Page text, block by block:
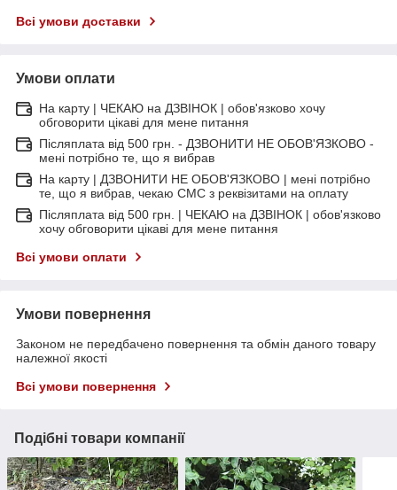
Всі умови доставки
Умови оплати
На карту | ЧЕКАЮ на ДЗВІНОК | обов'язково хочу
обговорити цікаві для мене питання
Післяплата від 500 грн. - ДЗВОНИТИ НЕ ОБОВ'ЯЗКОВО -
мені потрібно те, що я вибрав
На карту | ДЗВОНИТИ НЕ ОБОВ'ЯЗКОВО | мені потрібно
те, що я вибрав, чекаю СМС з реквізитами на оплату
Післяплата від 500 грн. | ЧЕКАЮ на ДЗВІНОК | обов'язково
хочу обговорити цікаві для мене питання
Всі умови оплати
Умови повернення
Законом не передбачено повернення та обмін даного товару
належної якості
Всі умови повернення
Подібні товари компанії